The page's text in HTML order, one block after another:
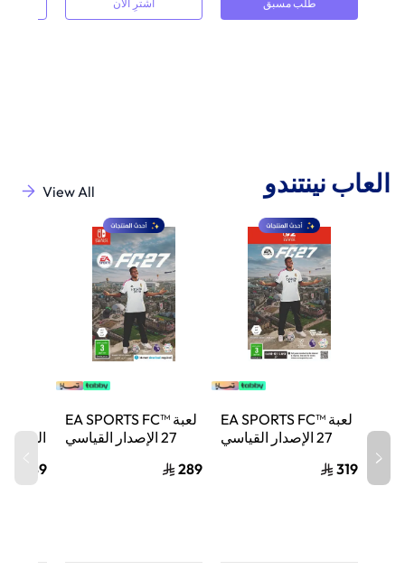
طلب مسبق اشترِ الآن
العاب نينتندو View All
لعبة EA SPORTS FC™
27 الإصدار القياسي
319
لعبة EA SPORTS FC™
27 الإصدار القياسي
289
السيف
289